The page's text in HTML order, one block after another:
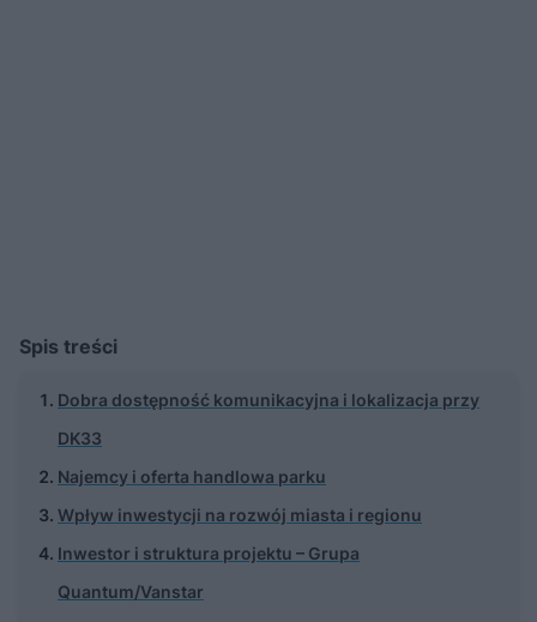
Spis treści
Dobra dostępność komunikacyjna i lokalizacja przy
DK33
Najemcy i oferta handlowa parku
Wpływ inwestycji na rozwój miasta i regionu
Inwestor i struktura projektu – Grupa
Quantum/Vanstar